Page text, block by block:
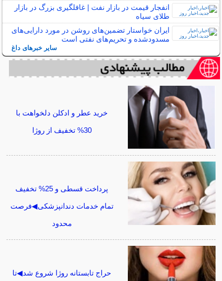
انفجار قیمت در بازار نفت | غافلگیری بزرگ در بازار
طلای سیاه
ایران خواستار تضمین‌های روشن در مورد دارایی‌های
مسدودشده و تحریم‌های نفتی است
سایر خبرهای داغ
خرید عطر و ادکلن دلخواهت با
30% تخفیف از روژا
پرداخت قسطی و 25% تخفیف
تمام خدمات دندانپزشکی◀فرصت
محدود
حراج تابستانه روژا شروع شد◀تا